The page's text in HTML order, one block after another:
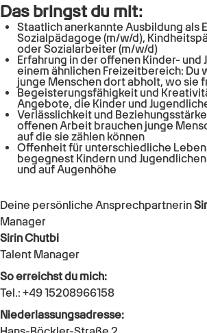
Das bringst du mit:
Staatlich anerkannte Ausbildung als
Sozialpädagoge (m/w/d),
oder Sozialarbeiter (m/w/d)
Erfahrung in der offenen Kinder- und
einem ähnlichen Freizeitbereich: Du
junge Menschen dort abholt, wo sie
Begeisterungsfähigkeit und
Angebote, die Kinder und
Verlässlichkeit und
offenen Arbeit brauchen junge
auf die sie zählen können
Offenheit für unterschiedliche
begegnest Kindern und
und auf Augenhöhe
Deine persönliche Ansprechpartnerin
Manager
Sirin Chutbi
Talent Manager
So erreichst du mich:
Tel.: +49 15208966158
Niederlassungsadresse: